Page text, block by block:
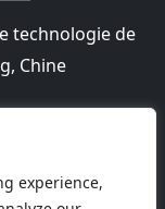
experience,
technologie de
Chine